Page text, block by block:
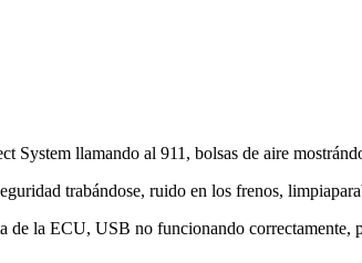
llamando al 911, bolsas de aire
trabándose, ruido en los frenos,
la ECU, USB no funcionando correctamente,